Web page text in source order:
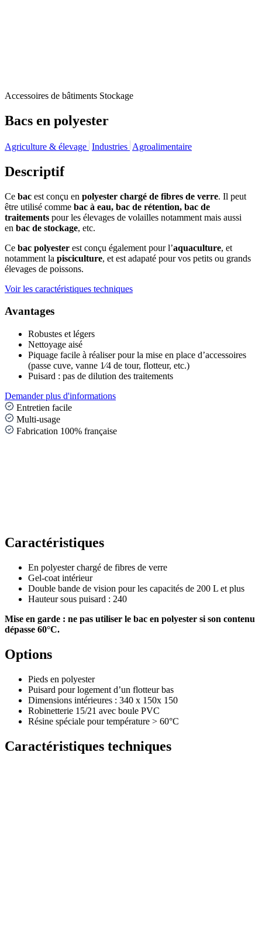
Accessoires de bâtiments Stockage
Bacs en polyester
Agriculture & élevage Industries Agroalimentaire
Descriptif
Ce bac est conçu en polyester chargé de fibres de verre. Il peut
être utilisé comme bac à eau, bac de rétention, bac de
traitements pour les élevages de volailles notamment mais aussi
en bac de stockage, etc.
Ce bac polyester est conçu également pour l’aquaculture, et
notamment la pisciculture, et est adapaté pour vos petits ou grands
élevages de poissons.
Voir les caractéristiques techniques
Avantages
Robustes et légers
Nettoyage aisé
Piquage facile à réaliser pour la mise en place d’accessoires
(passe cuve, vanne 1⁄4 de tour, flotteur, etc.)
Puisard : pas de dilution des traitements
Demander plus d'informations
Entretien facile
Multi-usage
Fabrication 100% française
Caractéristiques
En polyester chargé de fibres de verre
Gel-coat intérieur
Double bande de vision pour les capacités de 200 L et plus
Hauteur sous puisard : 240
Mise en garde : ne pas utiliser le bac en polyester si son contenu
dépasse 60°C.
Options
Pieds en polyester
Puisard pour logement d’un flotteur bas
Dimensions intérieures : 340 x 150x 150
Robinetterie 15/21 avec boule PVC
Résine spéciale pour température > 60°C
Caractéristiques techniques